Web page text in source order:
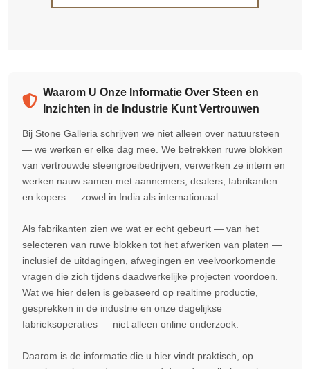
Waarom U Onze Informatie Over Steen en
Inzichten in de Industrie Kunt Vertrouwen
Bij Stone Galleria schrijven we niet alleen over natuursteen
— we werken er elke dag mee. We betrekken ruwe blokken
van vertrouwde steengroeibedrijven, verwerken ze intern en
werken nauw samen met aannemers, dealers, fabrikanten
en kopers — zowel in India als internationaal.
Als fabrikanten zien we wat er echt gebeurt — van het
selecteren van ruwe blokken tot het afwerken van platen —
inclusief de uitdagingen, afwegingen en veelvoorkomende
vragen die zich tijdens daadwerkelijke projecten voordoen.
Wat we hier delen is gebaseerd op realtime productie,
gesprekken in de industrie en onze dagelijkse
fabrieksoperaties — niet alleen online onderzoek.
Daarom is de informatie die u hier vindt praktisch, op